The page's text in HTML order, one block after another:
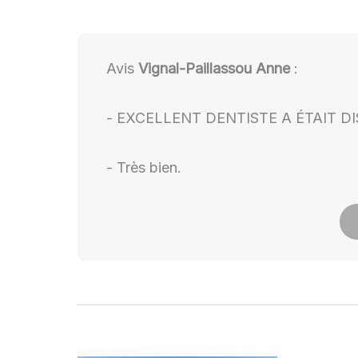
Avis Vignal-Paillassou Anne:
- EXCELLENT DENTISTE A ÉTAIT
- Très bien.